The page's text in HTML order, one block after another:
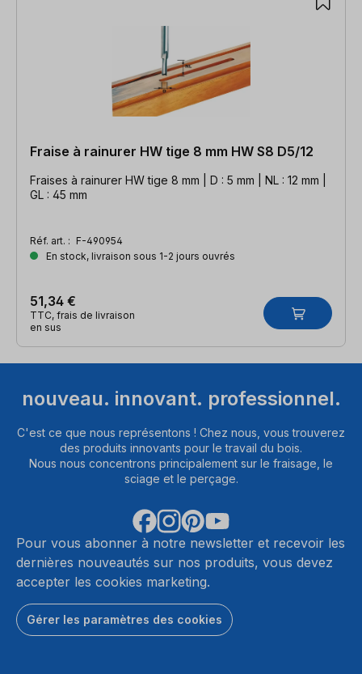
Fraise à rainurer HW tige 8 mm HW S8 D5/12
Fraises à rainurer HW tige 8 mm | D : 5 mm | NL : 12 mm |
GL : 45 mm
Réf. art. : F-490954
En stock, livraison sous 1-2 jours ouvrés
51,34 €
TTC, frais de livraison
en sus
nouveau. innovant. professionnel.
C'est ce que nous représentons ! Chez nous, vous trouverez
des produits innovants pour le travail du bois.
Nous nous concentrons principalement sur le fraisage, le
sciage et le perçage.
Pour vous abonner à notre newsletter et recevoir les
dernières nouveautés sur nos produits, vous devez
accepter les cookies marketing.
Gérer les paramètres des cookies